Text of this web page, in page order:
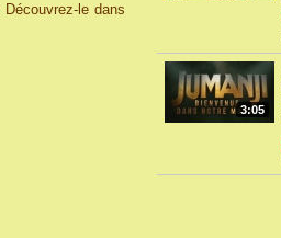
3:05
le dans